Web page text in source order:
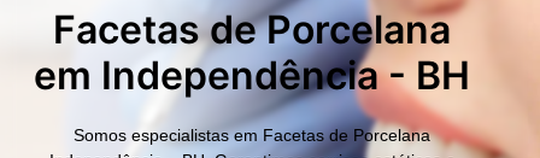
Facetas de Porcelana
em Independência - BH
Somos especialistas em Facetas de Porcelana